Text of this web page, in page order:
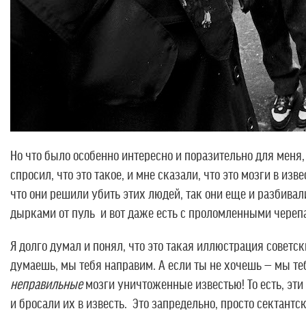
Но что было особенно интересно и поразительно для
спросил, что это такое, и мне сказали, что это мозги в
что они решили убить этих людей, так они еще и
дырками от пуль и вот даже есть с проломленными
Я долго думал и понял, что это такая иллюстрация
думаешь, мы тебя направим. А если ты не хочешь — мы
неправильныемозги уничтоженные известью! То есть,
и бросали их в известь. Это запредельно, просто